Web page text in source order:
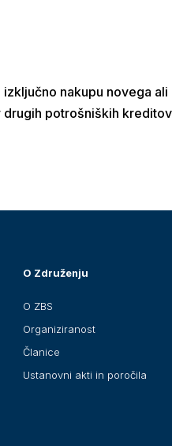
nakupu novega
potrošniških
O Združenju
O ZBS
Organiziranost
Članice
Ustanovni akti in poročila